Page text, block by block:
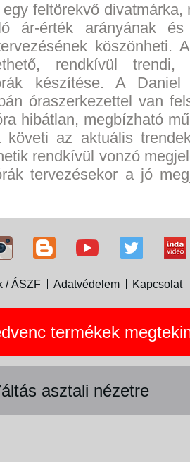
feltörekvő divatmárka,
ár-érték arányának és
köszönheti.
rendkívül trendi,
készítése. A
óraszerkezettel van
hibátlan, megbízható
követi az aktuális
rendkívül vonzó
tervezésekor a jó
/ ÁSZF Adatvédelem Kapcsolat
termékek
asztali nézetre